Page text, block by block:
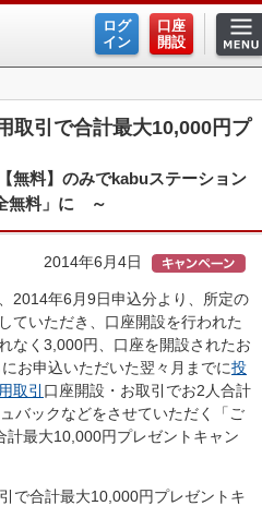
ログ
イン
口座
開設
取引で合計最大10,000円プ
無料】のみでkabuステーション
無料」に ～
2014年6月4日
2014年6月9日申込分より、所定の
ていただき、口座開設を行われた
なく3,000円、口座を開設されたお
お申込いただいた翌々月までに投
取引 口座開設・お取引でお2人合計
バックなどをさせていただく「ご
最大10,000円プレゼントキャン
で合計最大10,000円プレゼントキ